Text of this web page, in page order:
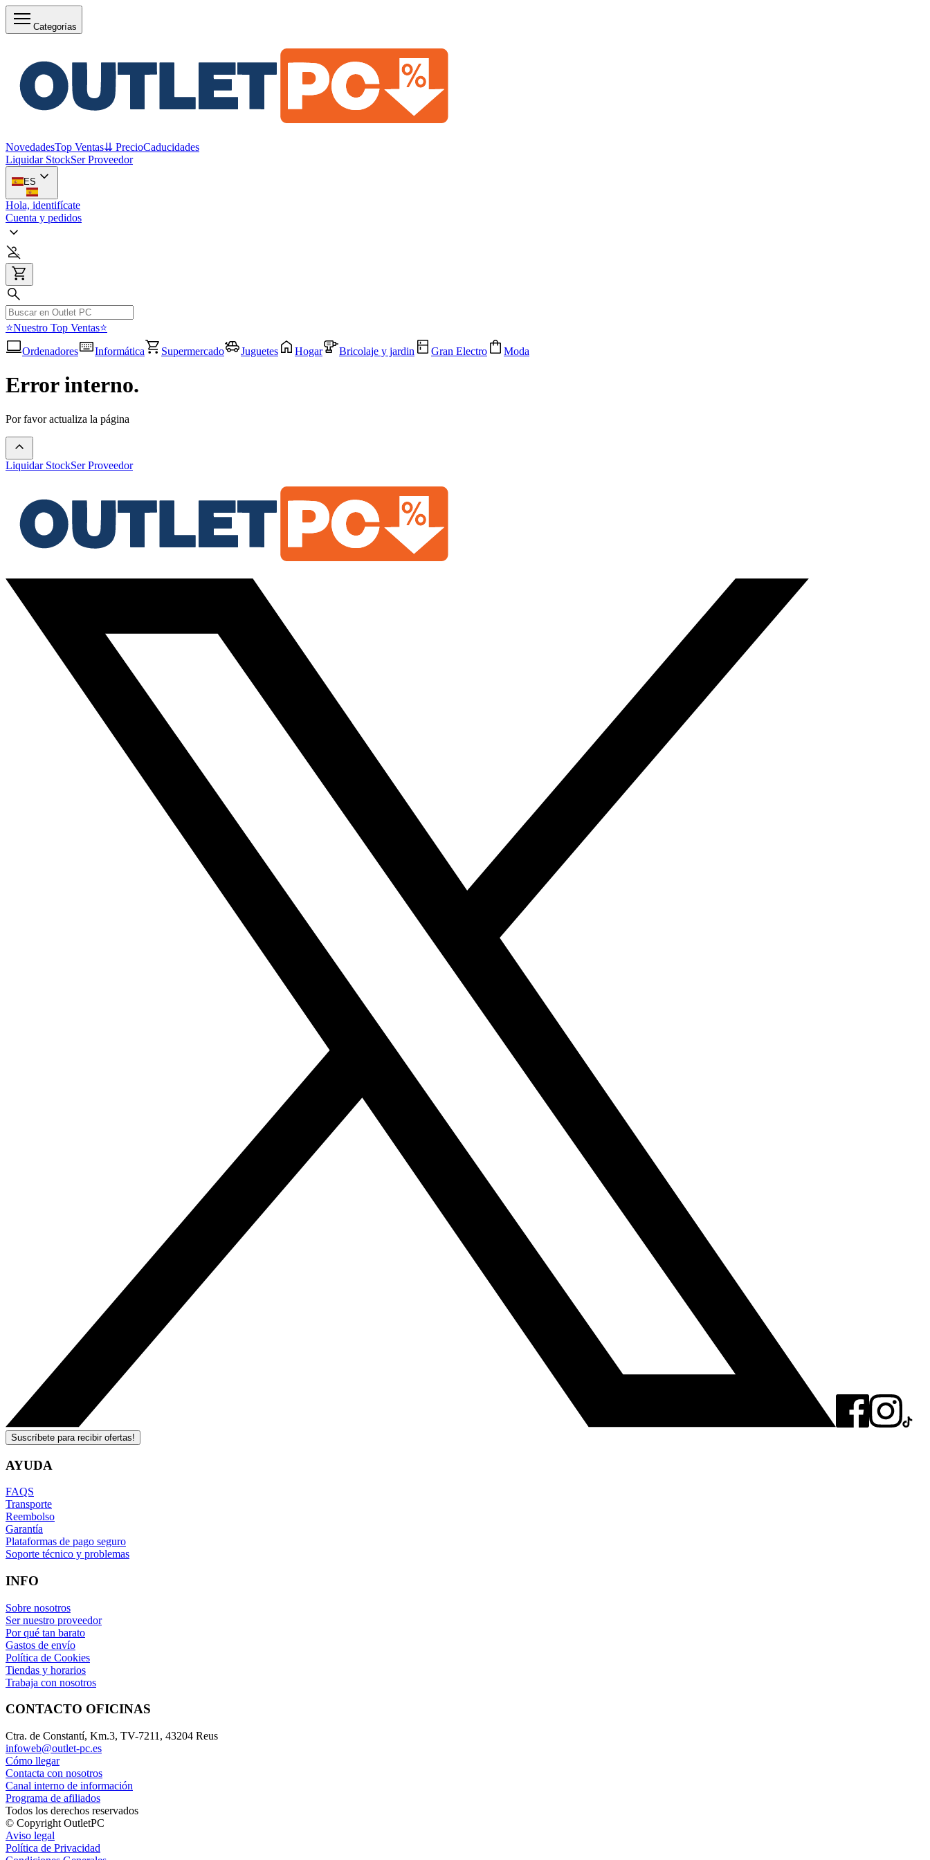
Categorías
NovedadesTop Ventas⇊ PrecioCaducidades
Liquidar StockSer Proveedor
ES
Hola, identifícate
Cuenta y pedidos
⭐Nuestro Top Ventas⭐
Ordenadores
Informática Supermercado Juguetes Hogar Bricolaje y jardin Gran Electro Moda
Error interno.
Por favor actualiza la página
Liquidar StockSer Proveedor
Suscríbete para recibir ofertas!
AYUDA
FAQS
Transporte
Reembolso
Garantía
Plataformas de pago seguro
Soporte técnico y problemas
INFO
Sobre nosotros
Ser nuestro proveedor
Por qué tan barato
Gastos de envío
Política de Cookies
Tiendas y horarios
Trabaja con nosotros
CONTACTO OFICINAS
Ctra. de Constantí, Km.3, TV-7211, 43204 Reus
infoweb@outlet-pc.es
Cómo llegar
Contacta con nosotros
Canal interno de información
Programa de afiliados
Todos los derechos reservados
© Copyright OutletPC
Aviso legal
Política de Privacidad